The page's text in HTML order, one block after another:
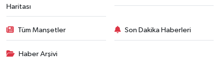
Haritası
Tüm Manşetler Son Dakika Haberleri
Haber Arşivi